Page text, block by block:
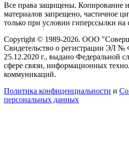
Все права защищены. Копирование
материалов запрещено, частичное
только при условии гиперссылки на
Copyright © 1989-2026. ООО
Свидетельство о регистрации ЭЛ №
25.12.2020 г., выдано Федеральной
сфере связи, информационных
коммуникаций.
Политика конфиценциальности и
персональных данных